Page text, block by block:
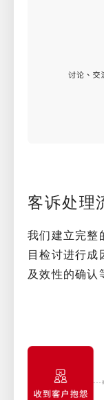
客诉处理
我们建立完整
目检讨进行成
及效性的确认